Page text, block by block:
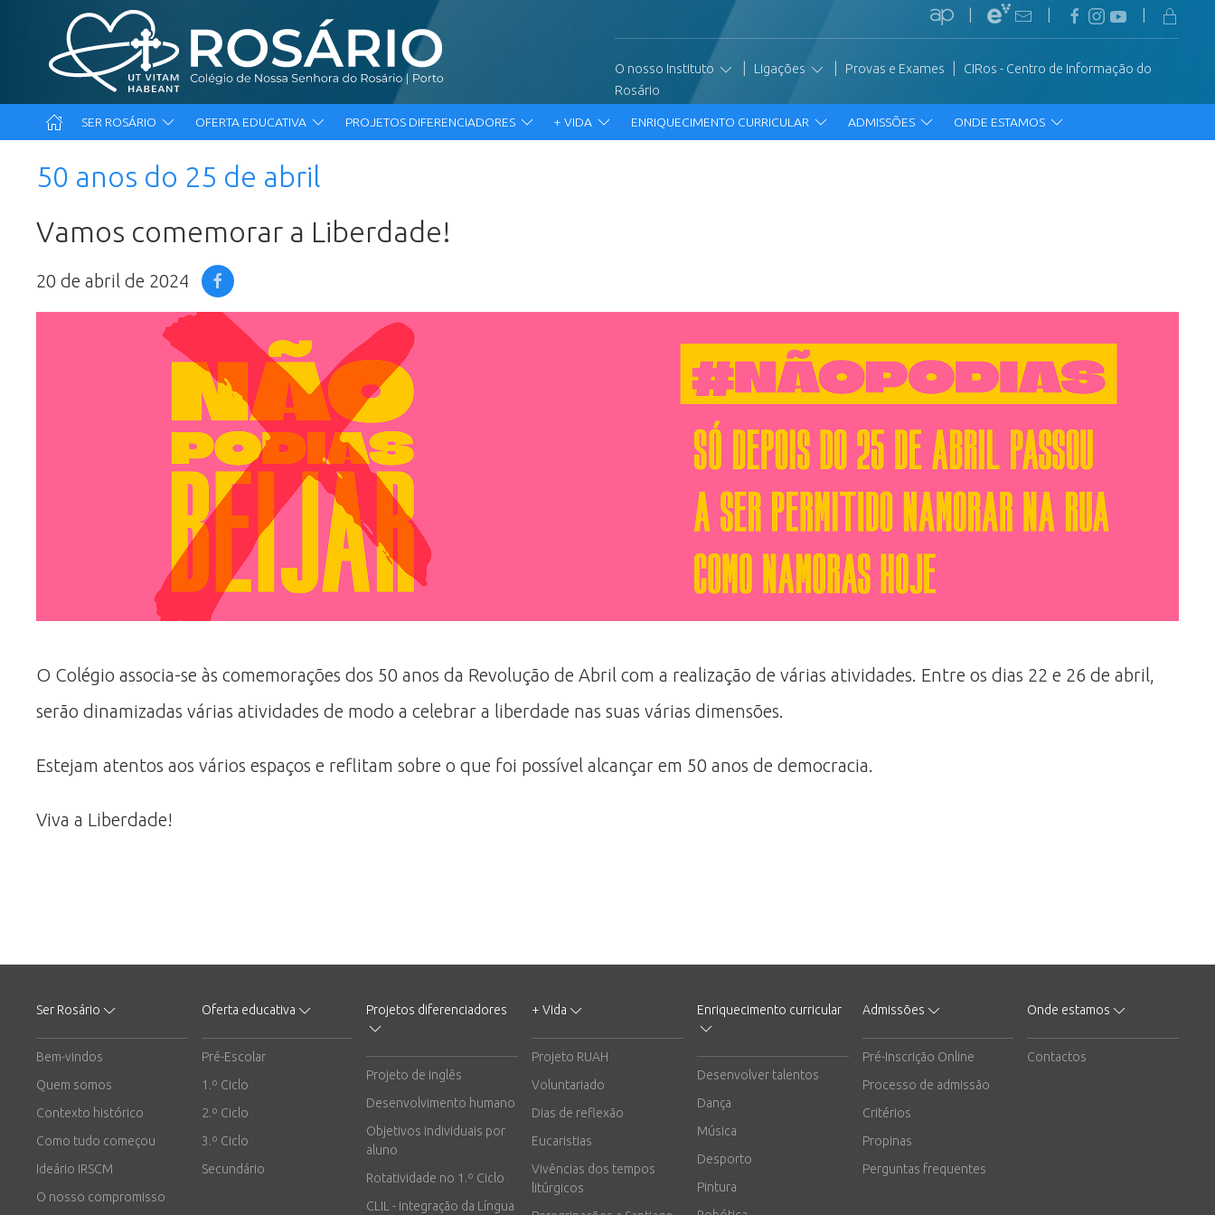
O nosso Instituto Ligações Provas e Exames
CIRos - Centro de Informação do
Rosário
SER ROSÁRIO OFERTA EDUCATIVA PROJETOS DIFERENCIADORES + VIDA ENRIQUECIMENTO CURRICULAR ADMISSÕES ONDE ESTAMOS
50 anos do 25 de abril
Vamos comemorar a Liberdade!
20 de abril de 2024
O Colégio associa-se às comemorações dos 50 anos da Revolução de Abril com a realização de várias atividades. Entre os dias 22 e 26 de abril,
serão dinamizadas várias atividades de modo a celebrar a liberdade nas suas várias dimensões.
Estejam atentos aos vários espaços e reflitam sobre o que foi possível alcançar em 50 anos de democracia.
Viva a Liberdade!
Ser Rosário
Bem-vindos
Quem somos
Contexto histórico
Como tudo começou
Ideário IRSCM
O nosso compromisso
Oferta educativa
Pré-Escolar
1.º Ciclo
2.º Ciclo
3.º Ciclo
Secundário
Projetos diferenciadores
Projeto de inglês
Desenvolvimento humano
Objetivos individuais por
aluno
Rotatividade no 1.º Ciclo
CLIL - integração da Língua
+ Vida
Projeto RUAH
Voluntariado
Dias de reflexão
Eucaristias
Vivências dos tempos
litúrgicos
Enriquecimento curricular
Desenvolver talentos
Dança
Música
Desporto
Pintura
Admissões
Pré-Inscrição Online
Processo de admissão
Critérios
Propinas
Perguntas frequentes
Onde estamos
Contactos